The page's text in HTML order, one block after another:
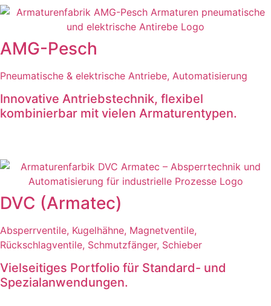
AMG-Pesch
Pneumatische & elektrische Antriebe, Automatisierung
Innovative Antriebstechnik, flexibel
kombinierbar mit vielen Armaturentypen.
DVC (Armatec)
Absperrventile, Kugelhähne, Magnetventile,
Rückschlagventile, Schmutzfänger, Schieber
Vielseitiges Portfolio für Standard- und
Spezialanwendungen.